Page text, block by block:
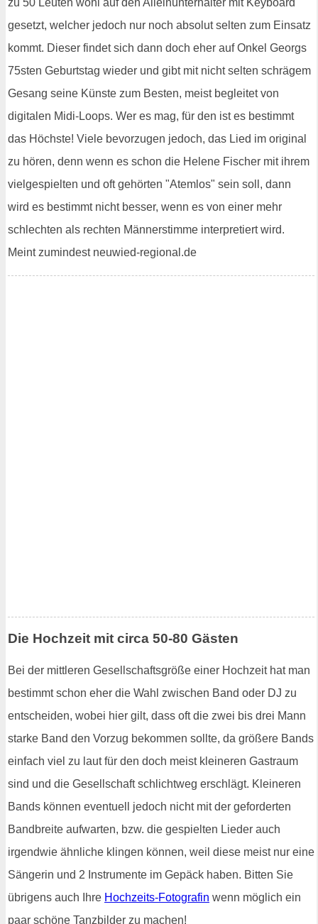
zu 50 Leuten wohl auf den Alleinunterhalter mit Keyboard
gesetzt, welcher jedoch nur noch absolut selten zum Einsatz
kommt. Dieser findet sich dann doch eher auf Onkel Georgs
75sten Geburtstag wieder und gibt mit nicht selten schrägem
Gesang seine Künste zum Besten, meist begleitet von
digitalen Midi-Loops. Wer es mag, für den ist es bestimmt
das Höchste! Viele bevorzugen jedoch, das Lied im original
zu hören, denn wenn es schon die Helene Fischer mit ihrem
vielgespielten und oft gehörten "Atemlos" sein soll, dann
wird es bestimmt nicht besser, wenn es von einer mehr
schlechten als rechten Männerstimme interpretiert wird.
Meint zumindest neuwied-regional.de
Die Hochzeit mit circa 50-80 Gästen
Bei der mittleren Gesellschaftsgröße einer Hochzeit hat man
bestimmt schon eher die Wahl zwischen Band oder DJ zu
entscheiden, wobei hier gilt, dass oft die zwei bis drei Mann
starke Band den Vorzug bekommen sollte, da größere Bands
einfach viel zu laut für den doch meist kleineren Gastraum
sind und die Gesellschaft schlichtweg erschlägt. Kleineren
Bands können eventuell jedoch nicht mit der geforderten
Bandbreite aufwarten, bzw. die gespielten Lieder auch
irgendwie ähnliche klingen können, weil diese meist nur eine
Sängerin und 2 Instrumente im Gepäck haben. Bitten Sie
übrigens auch Ihre Hochzeits-Fotografin wenn möglich ein
paar schöne Tanzbilder zu machen!